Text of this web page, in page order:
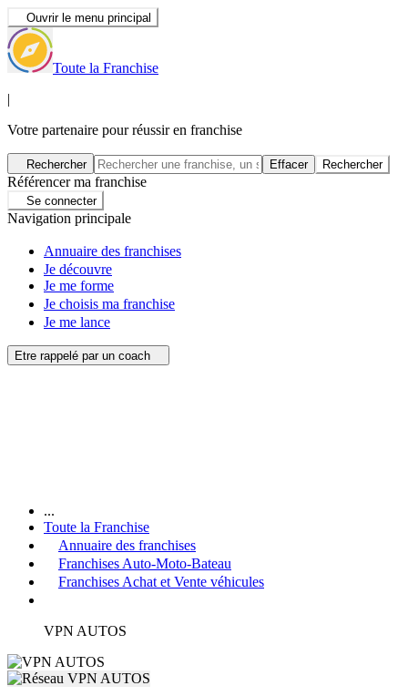
Ouvrir le menu principal
Toute la Franchise
|
Votre partenaire pour réussir en franchise
Rechercher Effacer Rechercher
Référencer ma franchise
Se connecter
Navigation principale
Annuaire des franchises
Je découvre
Je me forme
Je choisis ma franchise
Je me lance
Etre rappelé par un coach
...
Toute la Franchise
Annuaire des franchises
Franchises Auto-Moto-Bateau
Franchises Achat et Vente véhicules
VPN AUTOS